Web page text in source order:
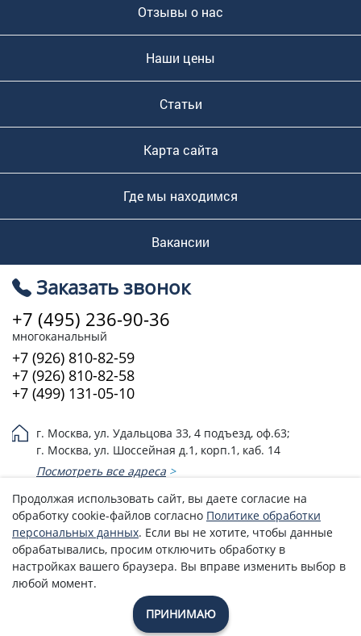
Отзывы о нас
Наши цены
Статьи
Карта сайта
Где мы находимся
Вакансии
г. Москва, ул. Удальцова 33, 4 подъезд, оф.63;
г. Москва, ул. Шоссейная д.1, корп.1, каб. 14
Посмотреть все адреса >
Эл. почта:3526474@mail.ru
Политика возврата денежных средств
Политика обработки персональных данных
Заказать звонок
+7 (495) 236-90-36
многоканальный
+7 (926) 810-82-59
+7 (926) 810-82-58
+7 (499) 131-05-10
© 2005 - 2026 Союз-эксперт (ООО)
*Информация, опубликованная на сайте, не является
Продолжая использовать сайт, вы даете согласие на
обработку cookie-файлов согласно Политике обработки
персональных данных. Если вы не хотите, чтобы данные
обрабатывались, просим отключить обработку в
настройках вашего браузера. Вы вправе изменить выбор в
любой момент.
ПРИНИМАЮ